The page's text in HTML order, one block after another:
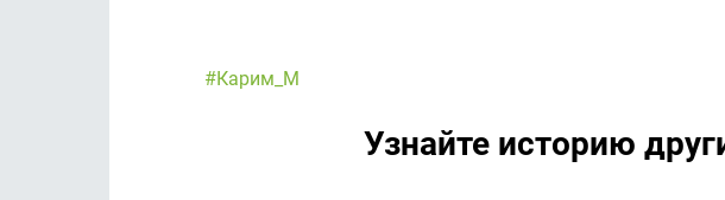
#Карим_М
Узнайте историю